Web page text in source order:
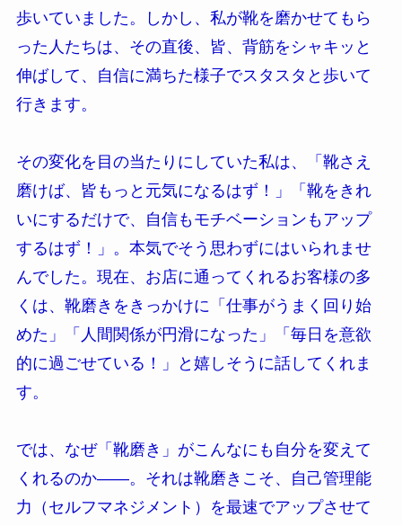
歩いていました。しかし、私が靴を磨かせてもら
った人たちは、その直後、皆、背筋をシャキッと
伸ばして、自信に満ちた様子でスタスタと歩いて
行きます。
その変化を目の当たりにしていた私は、「靴さえ
磨けば、皆もっと元気になるはず！」「靴をきれ
いにするだけで、自信もモチベーションもアップ
するはず！」。本気でそう思わずにはいられませ
んでした。現在、お店に通ってくれるお客様の多
くは、靴磨きをきっかけに「仕事がうまく回り始
めた」「人間関係が円滑になった」「毎日を意欲
的に過ごせている！」と嬉しそうに話してくれま
す。
では、なぜ「靴磨き」がこんなにも自分を変えて
くれるのか――。それは靴磨きこそ、自己管理能
力（セルフマネジメント）を最速でアップさせて